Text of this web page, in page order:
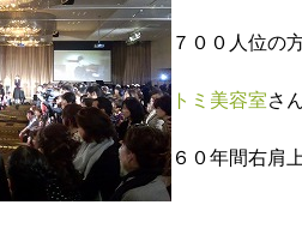
７００人位の
トミ美容室さ
６０年間右肩